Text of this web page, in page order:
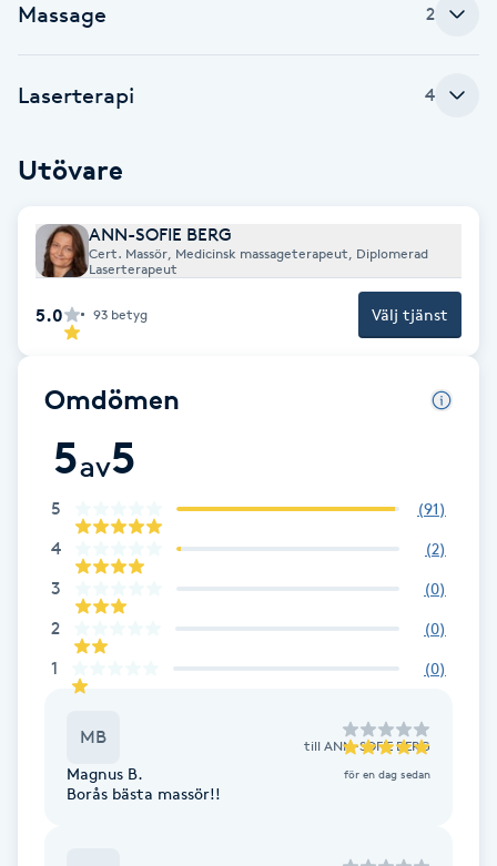
Balayage
Bambumassage
Barber
BIAB
Blowout
Bottenfärg
Brynformning
Brynfärgning
Brynplockning
Massage 2
Laserterapi 4
Utövare
ANN-SOFIE BERG
Cert. Massör, Medicinsk massageterapeut, Diplomerad
Laserterapeut
5.0 93 betyg Välj tjänst
Omdömen
5av5
5 (91)
4 (2)
3 (0)
2 (0)
1 (0)
MB till ANN-SOFIE BERG
Magnus B. för en dag sedan
Borås bästa massör!!